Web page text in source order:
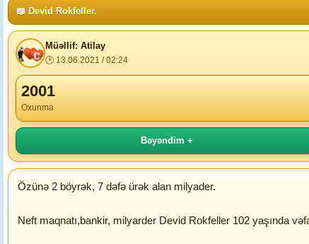
📖 Devid Rokfeller.
Müəllif: Atilay
🕒 13.06.2021 / 02:24
2001
Oxunma
Bəyəndim +
Özünə 2 böyrək, 7 dəfə ürək alan milyader.
Neft maqnatı,bankir, milyarder Devid Rokfeller 102 yaşında